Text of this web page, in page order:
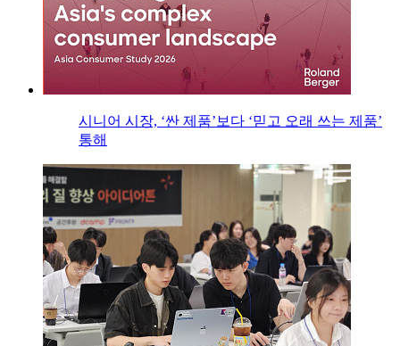
시니어 시장, ‘싼 제품’보다 ‘믿고 오래 쓰는 제품’
통해